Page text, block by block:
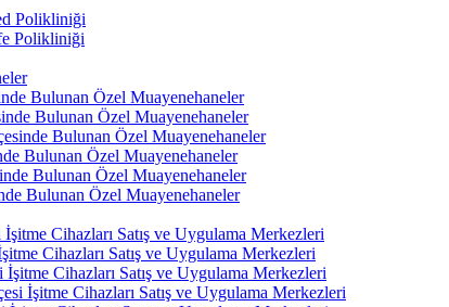
Polikliniği
Polikliniği
Bulunan Özel Muayenehaneler
Bulunan Özel Muayenehaneler
Bulunan Özel Muayenehaneler
Bulunan Özel Muayenehaneler
Bulunan Özel Muayenehaneler
Bulunan Özel Muayenehaneler
Cihazları Satış ve Uygulama Merkezleri
Cihazları Satış ve Uygulama Merkezleri
Cihazları Satış ve Uygulama Merkezleri
İşitme Cihazları Satış ve Uygulama Merkezleri